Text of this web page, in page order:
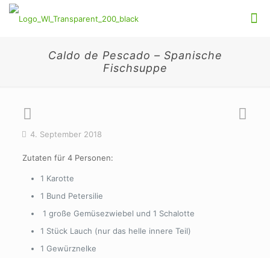
Caldo de Pescado – Spanische
Fischsuppe
4. September 2018
Zutaten für 4 Personen:
1 Karotte
1 Bund Petersilie
1 große Gemüsezwiebel und 1 Schalotte
1 Stück Lauch (nur das helle innere Teil)
1 Gewürznelke